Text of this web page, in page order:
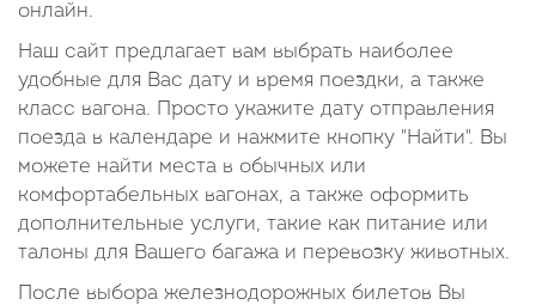
онлайн.
Наш сайт предлагает вам выбрать наиболее
удобные для Вас дату и время поездки, а также
класс вагона. Просто укажите дату отправления
поезда в календаре и нажмите кнопку "Найти". Вы
можете найти места в обычных или
комфортабельных вагонах, а также оформить
дополнительные услуги, такие как питание или
талоны для Вашего багажа и перевозку животных.
После выбора железнодорожных билетов Вы
5
6 7 8 9 10
11
12
13 14 15 16 17
18
19
20 21 22 23
31